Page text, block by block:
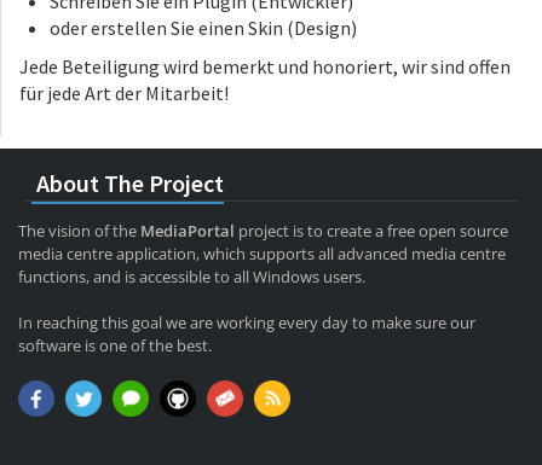
oder erstellen Sie einen Skin (Design)
Jede Beteiligung wird bemerkt und honoriert, wir sind offen
für jede Art der Mitarbeit!
About The Project
The vision of the MediaPortal project is to create a free open source
media centre application, which supports all advanced media centre
functions, and is accessible to all Windows users.
In reaching this goal we are working every day to make sure our
software is one of the best.